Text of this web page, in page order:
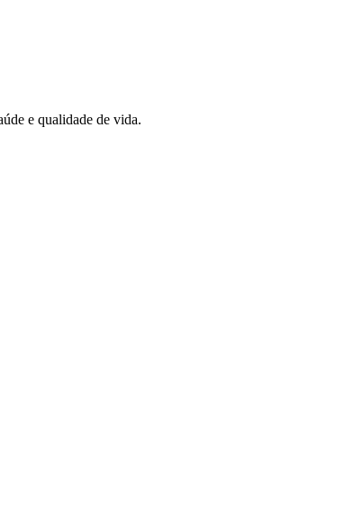
e qualidade de vida.